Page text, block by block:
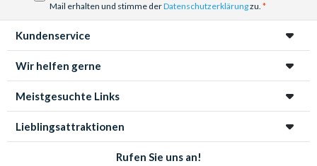
Mail erhalten und stimme derDatenschutzerklärungzu.
Kundenservice
Wir helfen gerne
Meistgesuchte Links
Lieblingsattraktionen
Rufen Sie uns an!